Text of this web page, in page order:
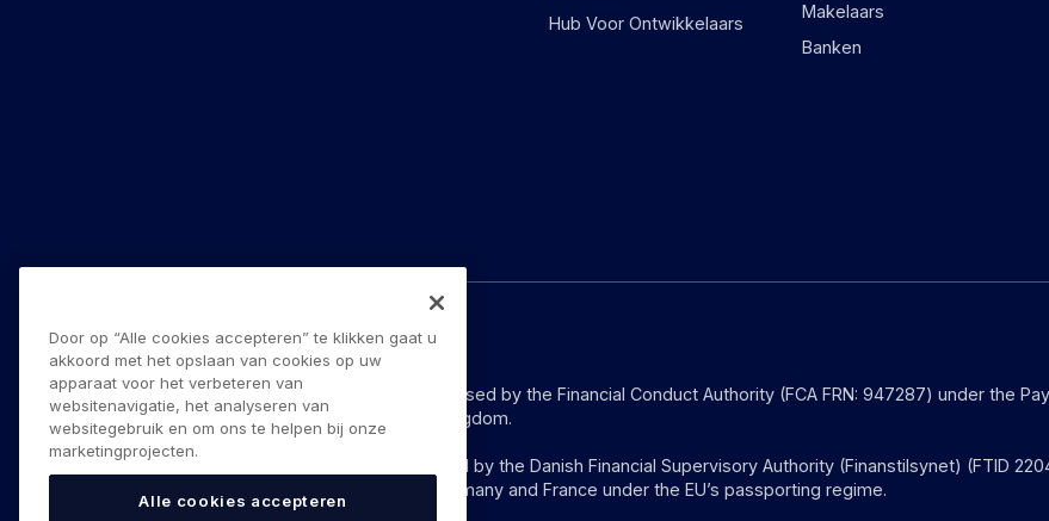
Hub Voor Ontwikkelaars
Makelaars
Banken
© YouLend Limited. Alle rechten voorbehouden.
YouLend Limited is a Payment Institution authorised by the Financial Conduct Authority (FCA FRN: 947287) under the
provision of payment services in the United Kingdom.
YouLend ApS is a Payment Institution authorised by the Danish Financial Supervisory Authority (Finanstilsynet) (FTID
these payment services in Denmark and in Germany and France under the EU’s passporting regime.
Door op “Alle cookies accepteren” te klikken gaat u
akkoord met het opslaan van cookies op uw
apparaat voor het verbeteren van
websitenavigatie, het analyseren van
websitegebruik en om ons te helpen bij onze
marketingprojecten.
Alle cookies accepteren